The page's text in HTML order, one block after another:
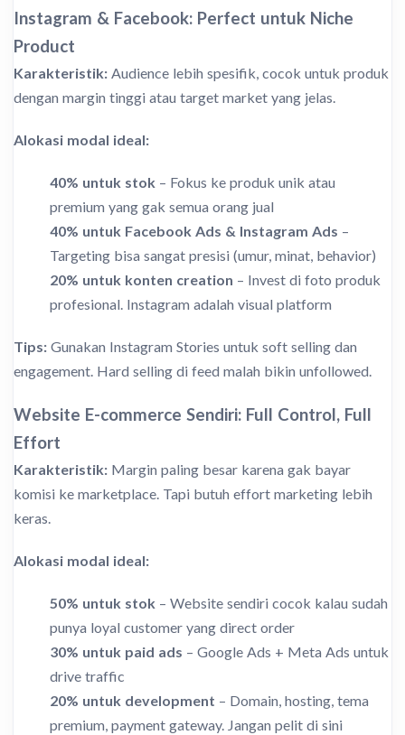
Instagram & Facebook: Perfect untuk Niche
Product
Karakteristik: Audience lebih spesifik, cocok untuk produk
dengan margin tinggi atau target market yang jelas.
Alokasi modal ideal:
40% untuk stok – Fokus ke produk unik atau
premium yang gak semua orang jual
40% untuk Facebook Ads & Instagram Ads –
Targeting bisa sangat presisi (umur, minat, behavior)
20% untuk konten creation – Invest di foto produk
profesional. Instagram adalah visual platform
Tips: Gunakan Instagram Stories untuk soft selling dan
engagement. Hard selling di feed malah bikin unfollowed.
Website E-commerce Sendiri: Full Control, Full
Effort
Karakteristik: Margin paling besar karena gak bayar
komisi ke marketplace. Tapi butuh effort marketing lebih
keras.
Alokasi modal ideal:
50% untuk stok – Website sendiri cocok kalau sudah
punya loyal customer yang direct order
30% untuk paid ads – Google Ads + Meta Ads untuk
drive traffic
20% untuk development – Domain, hosting, tema
premium, payment gateway. Jangan pelit di sini